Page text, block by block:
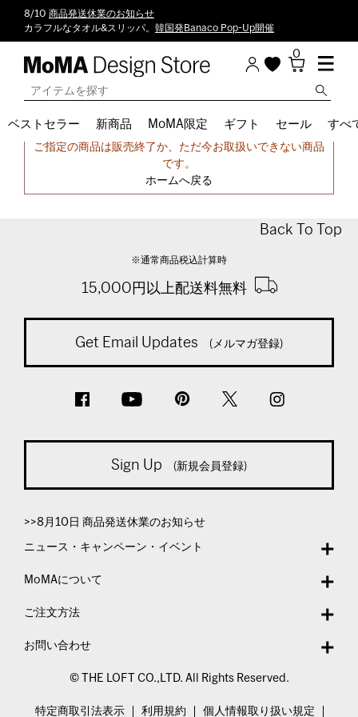
8/10 商品発送休業のお知らせ
カラフルなタオル&スリッパ。 韓国発Banaco Pop-Up開催
0
ベストセラー 新商品 MoMA限定 ギフト セール すべ
申し訳ございません。
ご指定の商品は販売終了か、ただ今お取扱いできない商品
です。
ホームへ戻る
Back To Top
※通常商品税込計算時
15,000円以上配送料無料
Get Email Updates (メルマガ登録)
Sign Up (新規会員登録)
>>8月10日 商品発送休業のお知らせ
ニュース・キャンペーン・イベント
MoMAについて
ご注文方法
お問い合わせ
© THE LOFT CO.,LTD. All Rights Reserved.
特定商取引法表示 利用規約 個人情報取り扱い規定